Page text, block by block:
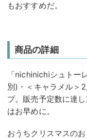
もおすすめだ。
商品の詳細
「nichinichiシュトー
別)・＜キャラメル＞
プ。販売予定数に達
はお早めに。
おうちクリスマスの